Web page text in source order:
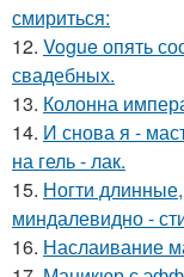
смириться:
12. Vogue опять
свадебных.
13. Колонна
14. И снова я -
на гель - лак.
15. Ногти
миндалевидно -
16. Наслаивание